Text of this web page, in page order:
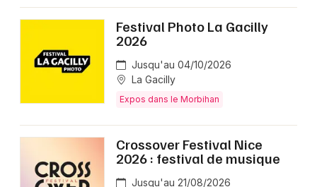
Festival Photo La Gacilly
2026
Jusqu'au 04/10/2026
La Gacilly
Expos dans le Morbihan
Crossover Festival Nice
2026 : festival de musique
Jusqu'au 21/08/2026